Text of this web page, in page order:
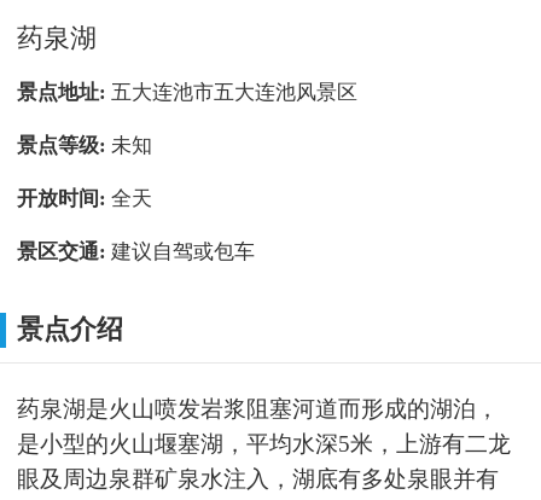
药泉湖
景点地址:五大连池市五大连池风景区
景点等级:未知
开放时间:全天
景区交通:建议自驾或包车
景点介绍
药泉湖是火山喷发岩浆阻塞河道而形成的湖泊，
是小型的火山堰塞湖，平均水深5米，上游有二龙
眼及周边泉群矿泉水注入，湖底有多处泉眼并有